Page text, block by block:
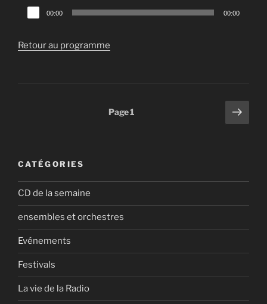
Lecteur
audio
00:00 00:00
Retour au programme
Page1
Page
CATÉGORIES
CD de la semaine
ensembles et orchestres
Evénements
Festivals
La vie de la Radio